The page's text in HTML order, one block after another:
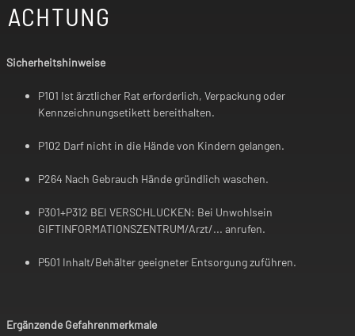
ACHTUNG
Sicherheitshinweise
P101 Ist ärztlicher Rat erforderlich, Verpackung oder
Kennzeichnungsetikett bereithalten.
P102 Darf nicht in die Hände von Kindern gelangen.
P264 Nach Gebrauch Hände gründlich waschen.
P301+P312 BEI VERSCHLUCKEN: Bei Unwohlsein
GIFTINFORMATIONSZENTRUM/Arzt/... anrufen.
P501 Inhalt/Behälter geeigneter Entsorgung zuführen.
Ergänzende Gefahrenmerkmale